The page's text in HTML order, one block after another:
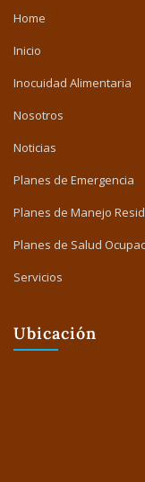
Home
Inicio
Inocuidad Alimentaria
Nosotros
Noticias
Planes de Emergencia
Planes de Manejo
Planes de Salud
Servicios
Ubicación